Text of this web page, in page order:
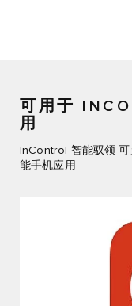
可用于
用
InControl 智能驭领
能手机应用